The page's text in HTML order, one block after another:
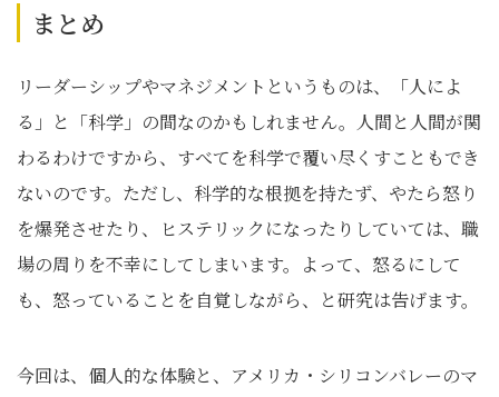
まとめ
リーダーシップやマネジメントというものは、「人によ
る」と「科学」の間なのかもしれません。人間と人間が関
わるわけですから、すべてを科学で覆い尽くすこともでき
ないのです。ただし、科学的な根拠を持たず、やたら怒り
を爆発させたり、ヒステリックになったりしていては、職
場の周りを不幸にしてしまいます。よって、怒るにして
も、怒っていることを自覚しながら、と研究は告げます。
今回は、個人的な体験と、アメリカ・シリコンバレーのマ